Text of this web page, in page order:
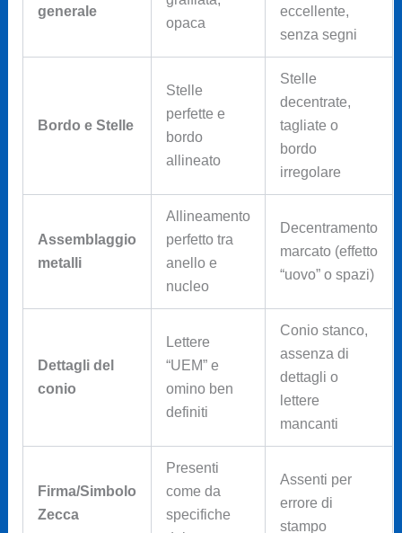
generale
opaca
eccellente,
senza segni
Bordo e Stelle
Stelle
perfette e
bordo
allineato
Stelle
decentrate,
tagliate o
bordo
irregolare
Assemblaggio
metalli
Allineamento
perfetto tra
anello e
nucleo
Decentramento
marcato (effetto
“uovo” o spazi)
Dettagli del
conio
Lettere
“UEM” e
omino ben
definiti
Conio stanco,
assenza di
dettagli o
lettere
mancanti
Firma/Simbolo
Zecca
Presenti
come da
specifiche
Assenti per
errore di
stampo